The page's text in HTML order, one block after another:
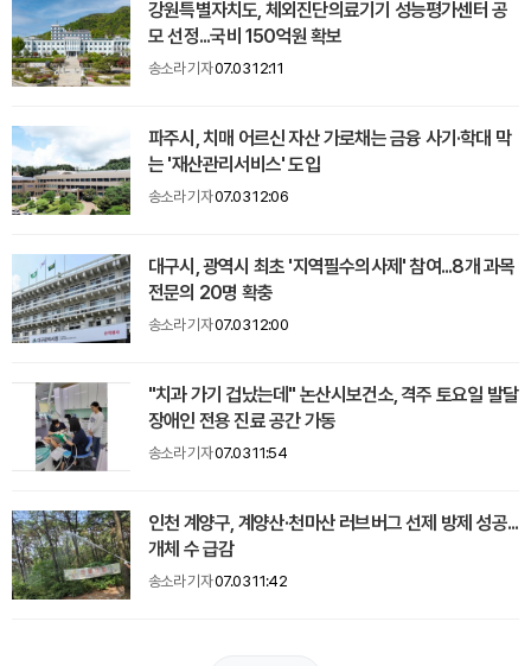
강원특별자치도, 체외진단의료기기 성능평가센터 공
모 선정...국비 150억원 확보
송소라 기자07.03 12:11
파주시, 치매 어르신 자산 가로채는 금융 사기·학대 막
는 '재산관리서비스' 도입
송소라 기자07.03 12:06
대구시, 광역시 최초 '지역필수의사제' 참여...8개 과목
전문의 20명 확충
송소라 기자07.03 12:00
"치과 가기 겁났는데" 논산시보건소, 격주 토요일 발달
장애인 전용 진료 공간 가동
송소라 기자07.03 11:54
인천 계양구, 계양산·천마산 러브버그 선제 방제 성공...
개체 수 급감
송소라 기자07.03 11:42